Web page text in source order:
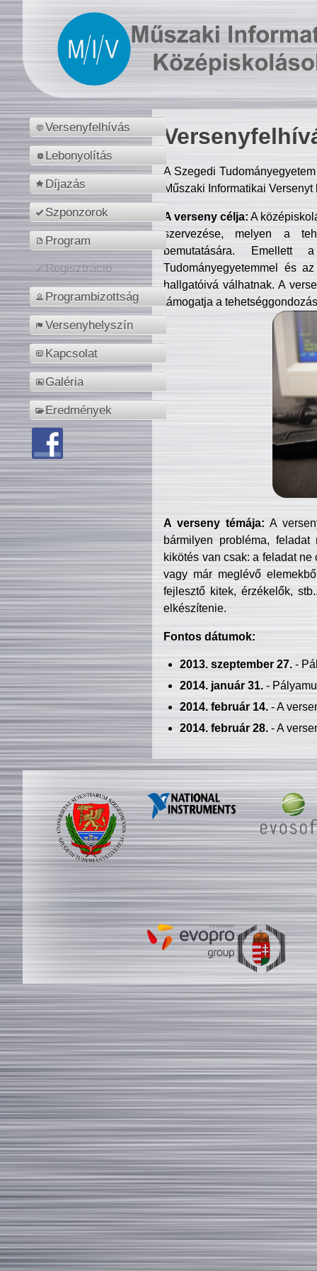
Versenyfelhívás
Lebonyolítás
Díjazás
Szponzorok
Program
Regisztráció
Programbizottság
Versenyhelyszín
Kapcsolat
Galéria
Eredmények
A Szegedi
Műszaki Informatikai
A verseny célja: A
szervezése, melyen a
bemutatására. Emellett
Tudományegyetemmel és
hallgatóivá válhatnak. A
támogatja a
A verseny témája: A
bármilyen probléma, feladat
kikötés van csak: a feladat
vagy már meglévő
fejlesztő kitek, érzékelők,
elkészítenie.
Fontos dátumok:
2013. szeptember 27.-
2014. január 31.-
2014. február 14.- A
2014. február 28.- A